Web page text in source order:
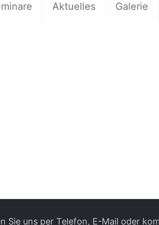
Aktuelles Galerie
Sie uns per Telefon, E-Mail oder